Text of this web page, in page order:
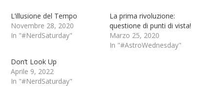
L’illusione del Tempo
Novembre 28, 2020
In "#NerdSaturday"
La prima rivoluzione:
questione di punti di vista!
Marzo 25, 2020
In "#AstroWednesday"
Don’t Look Up
Aprile 9, 2022
In "#NerdSaturday"